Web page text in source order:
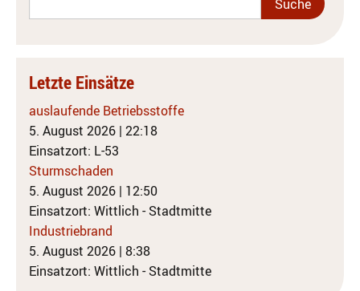
Letzte Einsätze
auslaufende Betriebsstoffe
5. August 2026 | 22:18
Einsatzort: L-53
Sturmschaden
5. August 2026 | 12:50
Einsatzort: Wittlich - Stadtmitte
Industriebrand
5. August 2026 | 8:38
Einsatzort: Wittlich - Stadtmitte